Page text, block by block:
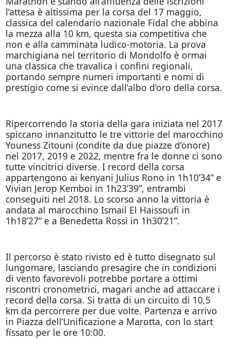
l’attesa è altissima per la corsa del 17 maggio,
classica del calendario nazionale Fidal che abbina
la mezza alla 10 km, questa sia competitiva che
non e alla camminata ludico-motoria. La prova
marchigiana nel territorio di Mondolfo è ormai
una classica che travalica i confini regionali,
portando sempre numeri importanti e nomi di
prestigio come si evince dall’albo d’oro della corsa.
Ripercorrendo la storia della gara iniziata nel 2017
spiccano innanzitutto le tre vittorie del marocchino
Youness Zitouni (condite da due piazze d’onore)
nel 2017, 2019 e 2022, mentre fra le donne ci sono
tutte vincitrici diverse. I record della corsa
appartengono ai kenyani Julius Rono in 1h10’34” e
Vivian Jerop Kemboi in 1h23’39”, entrambi
conseguiti nel 2018. Lo scorso anno la vittoria è
andata al marocchino Ismail El Haissoufi in
1h18’27” e a Benedetta Rossi in 1h30’21”.
Il percorso è stato rivisto ed è tutto disegnato sul
lungomare, lasciando presagire che in condizioni
di vento favorevoli potrebbe portare a ottimi
riscontri cronometrici, magari anche ad attaccare i
record della corsa. Si tratta di un circuito di 10,5
km da percorrere per due volte. Partenza e arrivo
in Piazza dell’Unificazione a Marotta, con lo start
fissato per le ore 10:00.